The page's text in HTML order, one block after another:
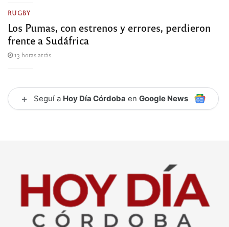
RUGBY
Los Pumas, con estrenos y errores, perdieron
frente a Sudáfrica
13 horas atrás
+ Seguí a Hoy Día Córdoba en Google News